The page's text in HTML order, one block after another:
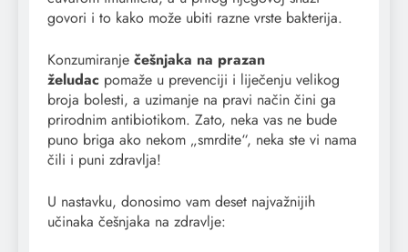
govori i to kako može ubiti razne vrste bakterija.
Konzumiranje češnjaka na prazan
želudac pomaže u prevenciji i liječenju velikog
broja bolesti, a uzimanje na pravi način čini ga
prirodnim antibiotikom. Zato, neka vas ne bude
puno briga ako nekom „smrdite“, neka ste vi nama
čili i puni zdravlja!
U nastavku, donosimo vam deset najvažnijih
učinaka češnjaka na zdravlje: